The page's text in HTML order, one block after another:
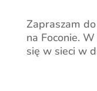
Zapraszam
na Foconie.
się w sieci w